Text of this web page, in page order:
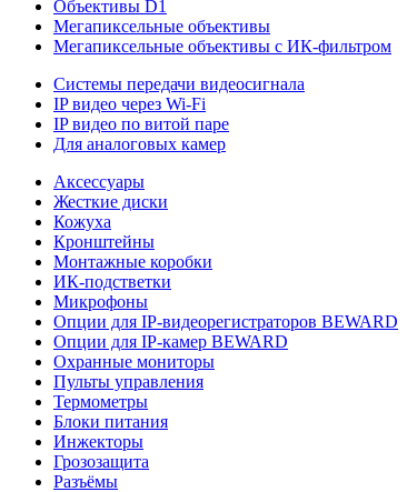
Объективы D1
Мегапиксельные объективы
Мегапиксельные объективы с ИК-фильтром
Системы передачи видеосигнала
IP видео через Wi-Fi
IP видео по витой паре
Для аналоговых камер
Аксессуары
Жесткие диски
Кожуха
Кронштейны
Монтажные коробки
ИК-подстветки
Микрофоны
Опции для IP-видеорегистраторов BEWARD
Опции для IP-камер BEWARD
Охранные мониторы
Пульты управления
Термометры
Блоки питания
Инжекторы
Грозозащита
Разъёмы